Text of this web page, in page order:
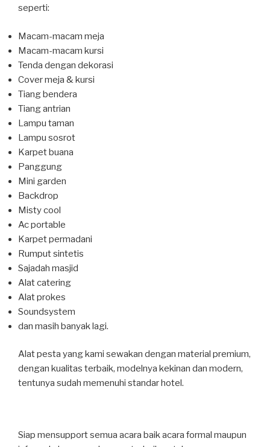
seperti:
Macam-macam meja
Macam-macam kursi
Tenda dengan dekorasi
Cover meja & kursi
Tiang bendera
Tiang antrian
Lampu taman
Lampu sosrot
Karpet buana
Panggung
Mini garden
Backdrop
Misty cool
Ac portable
Karpet permadani
Rumput sintetis
Sajadah masjid
Alat catering
Alat prokes
Soundsystem
dan masih banyak lagi.
Alat pesta yang kami sewakan dengan material premium,
dengan kualitas terbaik, modelnya kekinan dan modern,
tentunya sudah memenuhi standar hotel.
Siap mensupport semua acara baik acara formal maupun